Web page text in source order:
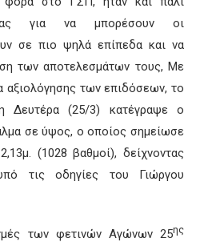
για να μπορέσουν οι
σε πιο ψηλά επίπεδα και να
των αποτελεσμάτων τους, Με
αξιολόγησης των επιδόσεων, το
Δευτέρα (25/3) κατέγραψε ο
σε ύψος, ο οποίος σημείωσε
(1028 βαθμοί), δείχνοντας
τις οδηγίες του Γιώργου
των φετινών Αγώνων 25ης